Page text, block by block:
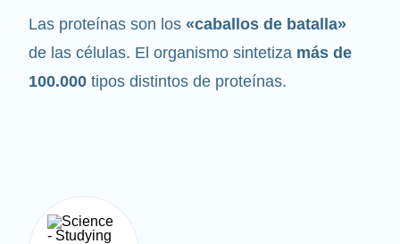
Las proteínas son los «caballos de batalla»
de las células. El organismo sintetiza más de
100.000 tipos distintos de proteínas.